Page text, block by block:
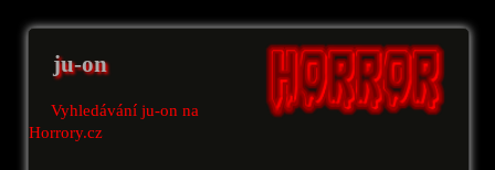
ju-on
Vyhledávání ju-on na
Horrory.cz